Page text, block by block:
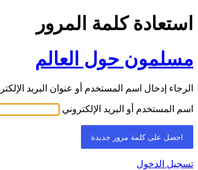
استعادة كلمة المرور
مسلمون حول العالم
الرجاء إدخال اسم المستخدم أو عنوان البريد
اسم المستخدم أو البريد الإلكتروني
تسجيل الدخول